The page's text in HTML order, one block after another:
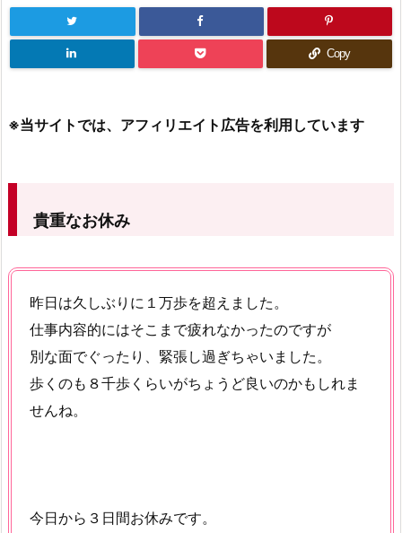
Copy
※当サイトでは、アフィリエイト広告を利用しています
貴重なお休み
昨日は久しぶりに１万歩を超えました。
仕事内容的にはそこまで疲れなかったのですが
別な面でぐったり、緊張し過ぎちゃいました。
歩くのも８千歩くらいがちょうど良いのかもしれま
せんね。
今日から３日間お休みです。